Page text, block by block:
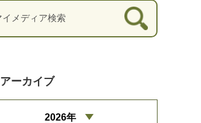
アーカイブ
2026年